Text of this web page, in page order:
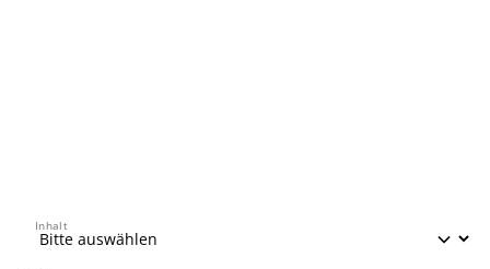
Inhalt
Inhalt